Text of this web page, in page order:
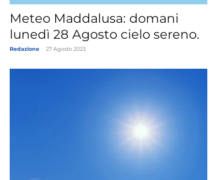
Meteo Maddalusa: domani
lunedì 28 Agosto cielo sereno.
Redazione 27 Agosto 2023